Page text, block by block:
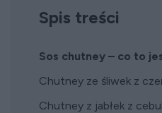
Spis treści
Sos chutney – co to
Chutney ze śliwek z
Chutney z jabłek z